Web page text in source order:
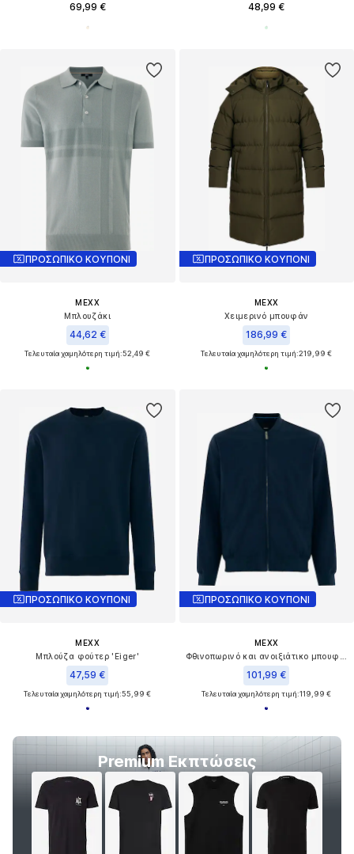
69,99 € 48,99 €
ΠΡΟΣΩΠΙΚΟ ΚΟΥΠΟΝΙ
MEXX
Μπλουζάκι
44,62 €
Τελευταία χαμηλότερη τιμή:52,49 €
ΠΡΟΣΩΠΙΚΟ ΚΟΥΠΟΝΙ
MEXX
Χειμερινό μπουφάν
186,99 €
Τελευταία χαμηλότερη τιμή:219,99 €
ΠΡΟΣΩΠΙΚΟ ΚΟΥΠΟΝΙ
MEXX
Μπλούζα φούτερ 'Eiger'
47,59 €
Τελευταία χαμηλότερη τιμή:55,99 €
Premium Εκπτώσεις
ΠΡΟΣΩΠΙΚΟ ΚΟΥΠΟΝΙ
MEXX
101,99 €
Τελευταία χαμηλότερη τιμή:119,99 €